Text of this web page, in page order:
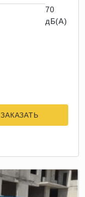
70
дБ(А)
ЗАКАЗАТЬ